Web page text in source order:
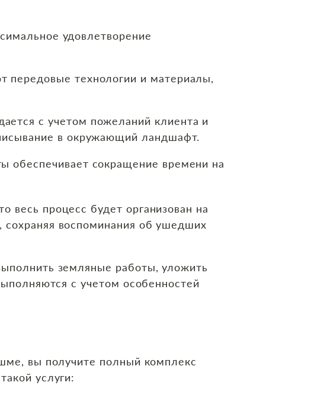
удовлетворение
передовые технологии и материалы,
с учетом пожеланий клиента и
в окружающий ландшафт.
обеспечивает сокращение времени на
процесс будет организован на
воспоминания об ушедших
земляные работы, уложить
с учетом особенностей
вы получите полный комплекс
услуги: